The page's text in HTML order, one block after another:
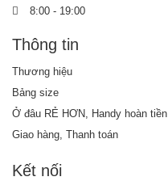
8:00 - 19:00
Thông tin
Thương hiệu
Bảng size
Ở đâu RẺ HƠN, Handy hoàn tiền
Giao hàng, Thanh toán
Kết nối